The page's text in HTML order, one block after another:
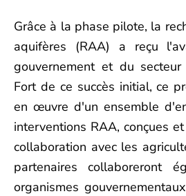
Grâce à la phase pilote, la
aquifères (RAA) a reçu
gouvernement et du secteur
Fort de ce succès initial, ce
en œuvre d'un ensemble
interventions RAA, conçues
collaboration avec les
partenaires collaboreront
organismes